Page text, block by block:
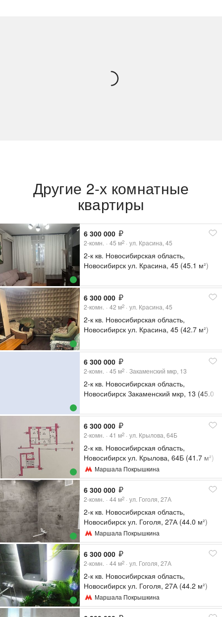
Другие 2-х комнатные
квартиры
6 300 000
2-комн. 45 м2 ул. Красина, 45
2-к кв. Новосибирская область,
Новосибирск ул. Красина, 45 (45.1 м²)
6 300 000
2-комн. 42 м2 ул. Красина, 45
2-к кв. Новосибирская область,
Новосибирск ул. Красина, 45 (42.7 м²)
6 300 000
2-комн. 45 м2 Закаменский мкр, 13
2-к кв. Новосибирская область,
Новосибирск Закаменский мкр, 13 (45.0
6 300 000
2-комн. 41 м2 ул. Крылова, 64Б
2-к кв. Новосибирская область,
Новосибирск ул. Крылова, 64Б (41.7 м²)
Маршала Покрышкина
6 300 000
2-комн. 44 м2 ул. Гоголя, 27А
2-к кв. Новосибирская область,
Новосибирск ул. Гоголя, 27А (44.0 м²)
Маршала Покрышкина
6 300 000
2-комн. 44 м2 ул. Гоголя, 27А
2-к кв. Новосибирская область,
Новосибирск ул. Гоголя, 27А (44.2 м²)
Маршала Покрышкина